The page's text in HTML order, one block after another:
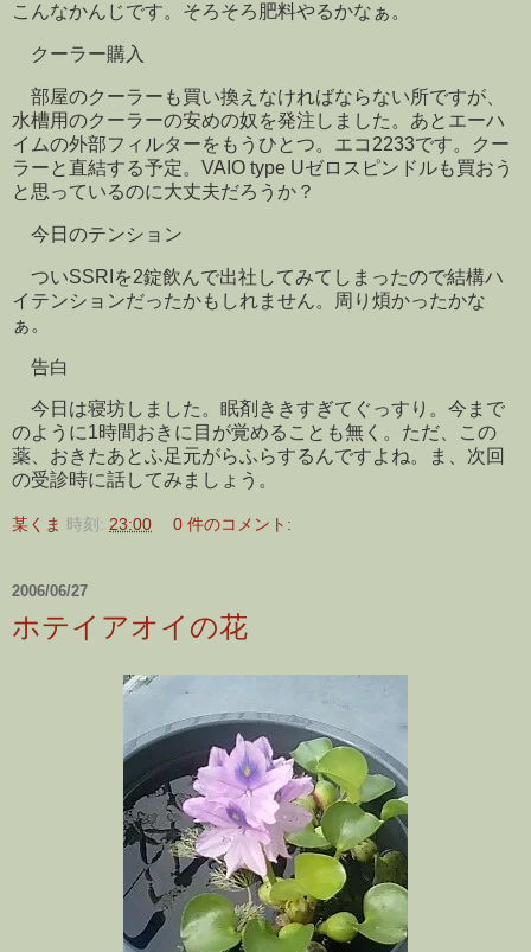
こんなかんじです。そろそろ肥料やるかなぁ。
クーラー購入
部屋のクーラーも買い換えなければならない所ですが、
水槽用のクーラーの安めの奴を発注しました。あとエーハ
イムの外部フィルターをもうひとつ。エコ2233です。クー
ラーと直結する予定。VAIO type Uゼロスピンドルも買おう
と思っているのに大丈夫だろうか？
今日のテンション
ついSSRIを2錠飲んで出社してみてしまったので結構ハ
イテンションだったかもしれません。周り煩かったかな
ぁ。
告白
今日は寝坊しました。眠剤ききすぎてぐっすり。今まで
のように1時間おきに目が覚めることも無く。ただ、この
薬、おきたあとふ足元がらふらするんですよね。ま、次回
の受診時に話してみましょう。
某くま 時刻: 23:00 0 件のコメント:
2006/06/27
ホテイアオイの花